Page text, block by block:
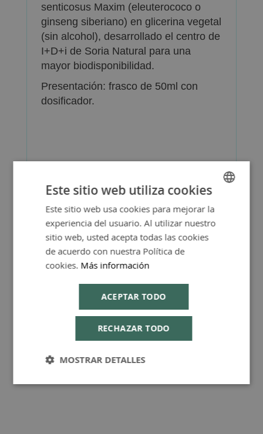
senticosus Maxim (eleuterococo o
ginseng siberiano) en glicerina vegetal
(sin alcohol), desarrollado el centro de
I+D+i de Soria Natural para una
mayor biodisponibilidad.
Presentación: frasco de 50ml con
dosificador.
FAQ - Preguntas y Respuestas
Consejos de Compra Producto
SPANISH
ENGLISH
Este sitio web utiliza cookies
Este sitio web usa cookies para mejorar la
experiencia del usuario. Al utilizar nuestro
sitio web, usted acepta todas las cookies
de acuerdo con nuestra Política de
cookies. Más información
ACEPTAR TODO
RECHAZAR TODO
MOSTRAR DETALLES